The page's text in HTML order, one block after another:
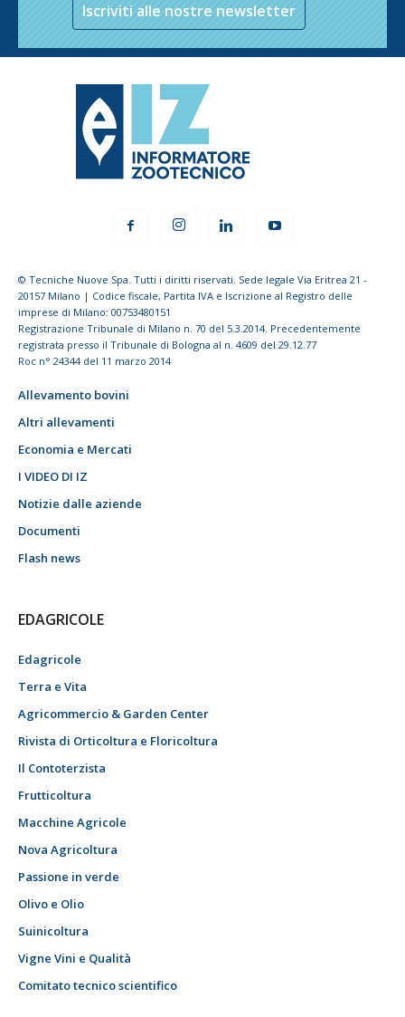
Iscriviti alle nostre newsletter
© Tecniche Nuove Spa. Tutti i diritti riservati. Sede legale Via Eritrea 21 -
20157 Milano | Codice fiscale, Partita IVA e Iscrizione al Registro delle
imprese di Milano: 00753480151
Registrazione Tribunale di Milano n. 70 del 5.3.2014. Precedentemente
registrata presso il Tribunale di Bologna al n. 4609 del 29.12.77
Roc n° 24344 del 11 marzo 2014
Allevamento bovini
Altri allevamenti
Economia e Mercati
I VIDEO DI IZ
Notizie dalle aziende
Documenti
Flash news
EDAGRICOLE
Edagricole
Terra e Vita
Agricommercio & Garden Center
Rivista di Orticoltura e Floricoltura
Il Contoterzista
Frutticoltura
Macchine Agricole
Nova Agricoltura
Passione in verde
Olivo e Olio
Suinicoltura
Vigne Vini e Qualità
Comitato tecnico scientifico